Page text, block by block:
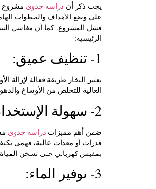
يجب ذكر أن دراسة جدوى مشروع
على وضع الأهداف والخطوات
فشل المشروع. كما أن مغاسل
الرئيسية:
1- تنظيف عميق:
يعتبر البخار طريقة فعالة
العالية للتخلص من الأوساخ
2- سهولة الإستخدام:
ضمن أهم مميزات دراسة جدوى
قدرات أو معدات عالية، فهمي
بمقبس كهربائي حتى تسخن المياة
3- توفير الماء: